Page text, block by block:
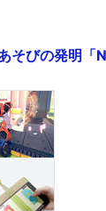
そびの発明